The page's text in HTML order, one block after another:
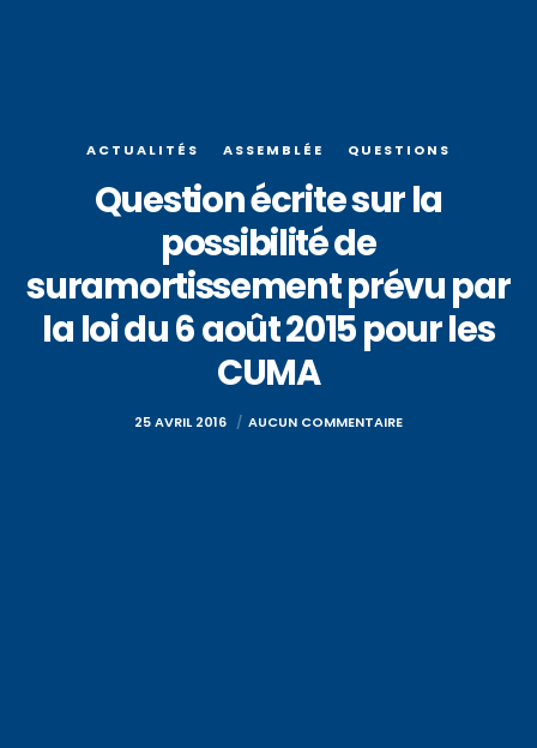
ACTUALITÉS ASSEMBLÉE QUESTIONS
Question écrite sur la
possibilité de
suramortissement prévu par
la loi du 6 août 2015 pour les
CUMA
25 AVRIL 2016 AUCUN COMMENTAIRE